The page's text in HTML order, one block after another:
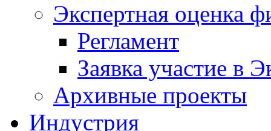
Экспертная оценка
Регламент
Заявка участие в
Архивные проекты
Индустрия